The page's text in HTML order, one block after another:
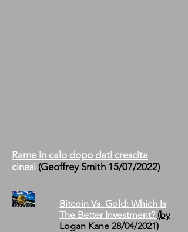
Rame in calo dopo dati crescita
cinesi (Geoffrey Smith 15/07/2022)
Bitcoin Vs. Gold: Which Is
The Better Investment? (by
Logan Kane 28/04/2021)